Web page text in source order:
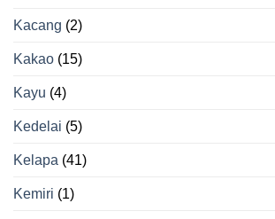
Kacang (2)
Kakao (15)
Kayu (4)
Kedelai (5)
Kelapa (41)
Kemiri (1)